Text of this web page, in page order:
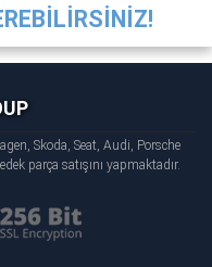
Skoda, Seat, Audi, Porsche
parça satışını yapmaktadır.